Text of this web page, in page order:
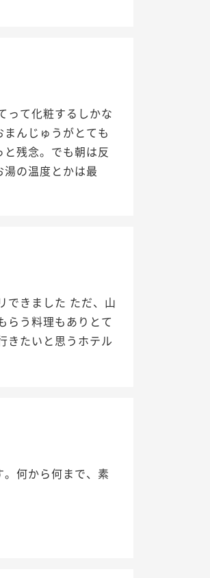
って化粧するしかな
んじゅうがとても
残念。でも朝は反
の温度とかは最
できました ただ、山
らう料理もありとて
きたいと思うホテル
何から何まで、素